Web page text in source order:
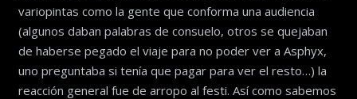
variopintas como la gente que conforma una audiencia
(algunos daban palabras de consuelo, otros se quejaban
de haberse pegado el viaje para no poder ver a Asphyx,
uno preguntaba si tenía que pagar para ver el resto…) la
reacción general fue de arropo al festi. Así como sabemos